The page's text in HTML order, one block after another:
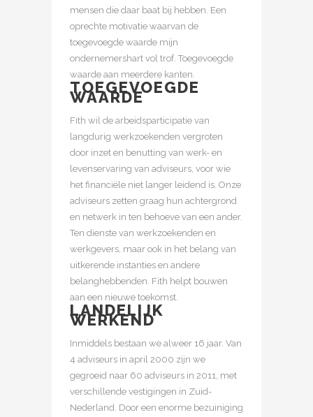
mensen die daar baat bij hebben. Een
oprechte motivatie waarvan de
toegevoegde waarde mijn
ondernemershart vol trof. Toegevoegde
waarde aan meerdere kanten.
TOEGEVOEGDE
WAARDE
Fith wil de arbeidsparticipatie van
langdurig werkzoekenden vergroten
door inzet en benutting van werk- en
levenservaring van adviseurs, voor wie
het financiële niet langer leidend is. Onze
adviseurs zetten graag hun achtergrond
en netwerk in ten behoeve van een ander.
Ten dienste van werkzoekenden en
werkgevers, maar ook in het belang van
uitkerende instanties en andere
belanghebbenden. Fith helpt bouwen
aan een nieuwe toekomst.
LANDELIJK
WERKEND
Inmiddels bestaan we alweer 16 jaar. Van
4 adviseurs in april 2000 zijn we
gegroeid naar 60 adviseurs in 2011, met
verschillende vestigingen in Zuid-
Nederland. Door een enorme bezuiniging